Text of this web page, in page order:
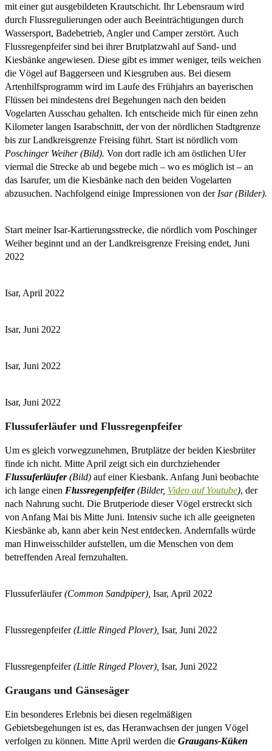
mit einer gut ausgebildeten Krautschicht. Ihr Lebensraum wird
durch Flussregulierungen oder auch Beeinträchtigungen durch
Wassersport, Badebetrieb, Angler und Camper zerstört. Auch
Flussregenpfeifer sind bei ihrer Brutplatzwahl auf Sand- und
Kiesbänke angewiesen. Diese gibt es immer weniger, teils weichen
die Vögel auf Baggerseen und Kiesgruben aus. Bei diesem
Artenhilfsprogramm wird im Laufe des Frühjahrs an bayerischen
Flüssen bei mindestens drei Begehungen nach den beiden
Vogelarten Ausschau gehalten. Ich entscheide mich für einen zehn
Kilometer langen Isarabschnitt, der von der nördlichen Stadtgrenze
bis zur Landkreisgrenze Freising führt. Start ist nördlich vom
Poschinger Weiher (Bild). Von dort radle ich am östlichen Ufer
viermal die Strecke ab und begebe mich – wo es möglich ist – an
das Isarufer, um die Kiesbänke nach den beiden Vogelarten
abzusuchen. Nachfolgend einige Impressionen von der Isar (Bilder).
Start meiner Isar-Kartierungsstrecke, die nördlich vom Poschinger
Weiher beginnt und an der Landkreisgrenze Freising endet, Juni
2022
Isar, April 2022
Isar, Juni 2022
Isar, Juni 2022
Isar, Juni 2022
Flussuferläufer und Flussregenpfeifer
Um es gleich vorwegzunehmen, Brutplätze der beiden Kiesbrüter
finde ich nicht. Mitte April zeigt sich ein durchziehender
Flussuferläufer(Bild) auf einer Kiesbank. Anfang Juni beobachte
ich lange einen Flussregenpfeifer(Bilder, Video auf Youtube), der
nach Nahrung sucht. Die Brutperiode dieser Vögel erstreckt sich
von Anfang Mai bis Mitte Juni. Intensiv suche ich alle geeigneten
Kiesbänke ab, kann aber kein Nest entdecken. Andernfalls würde
man Hinweisschilder aufstellen, um die Menschen von dem
betreffenden Areal fernzuhalten.
Flussuferläufer(Common Sandpiper), Isar, April 2022
Flussregenpfeifer(Little Ringed Plover), Isar, Juni 2022
Flussregenpfeifer(Little Ringed Plover), Isar, Juni 2022
Graugans und Gänsesäger
Ein besonderes Erlebnis bei diesen regelmäßigen
Gebietsbegehungen ist es, das Heranwachsen der jungen Vögel
verfolgen zu können. Mitte April werden die Graugans-Küken